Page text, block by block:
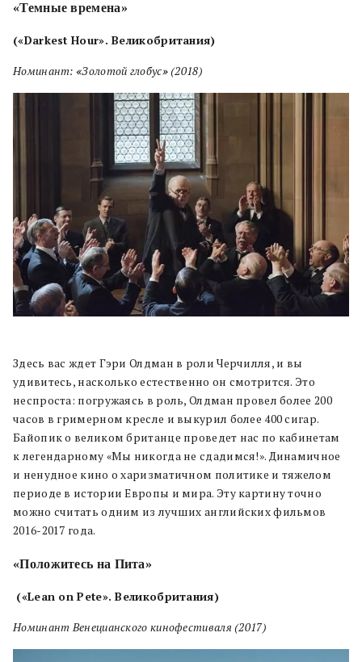
«Темные времена»
(«Darkest Hour». Великобритания)
Номинант: «Золотой глобус»(2018)
Здесь вас ждет Гэри Олдман в роли Черчилля, и вы
удивитесь, насколько естественно он смотрится. Это
неспроста: погружаясь в роль, Олдман провел более 200
часов в гримерном кресле и выкурил более 400 сигар.
Байопик о великом британце проведет нас по кабинетам
к легендарному «Мы никогда не сдадимся!». Динамичное
и ненудное кино о харизматичном политике и тяжелом
периоде в истории Европы и мира. Эту картину точно
можно считать одним из лучших английских фильмов
2016-2017 года.
«Положитесь на Пита»
(«Lean on Pete». Великобритания)
Номинант Венецианского кинофестиваля (2017)